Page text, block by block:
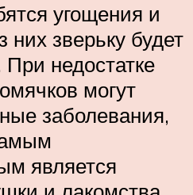
угощения и
них зверьку будет
недостатке
могут
заболевания,
является